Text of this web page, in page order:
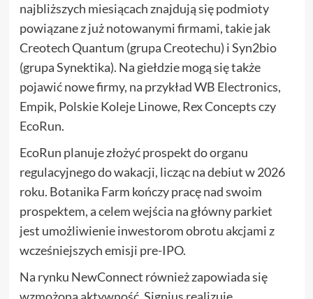
najbliższych miesiącach znajdują się podmioty
powiązane z już notowanymi firmami, takie jak
Creotech Quantum (grupa Creotechu) i Syn2bio
(grupa Synektika). Na giełdzie mogą się także
pojawić nowe firmy, na przykład WB Electronics,
Empik, Polskie Koleje Linowe, Rex Concepts czy
EcoRun.
EcoRun planuje złożyć prospekt do organu
regulacyjnego do wakacji, licząc na debiut w 2026
roku. Botanika Farm kończy pracę nad swoim
prospektem, a celem wejścia na główny parkiet
jest umożliwienie inwestorom obrotu akcjami z
wcześniejszych emisji pre-IPO.
Na rynku NewConnect również zapowiada się